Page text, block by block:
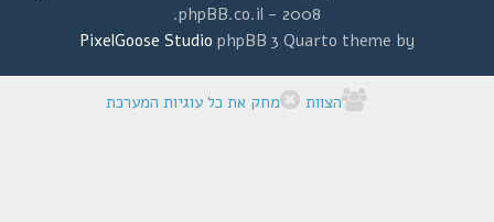
2008 - phpBB.co.il.
phpBB 3 Quarto theme by
PixelGoose Studio
הצוות מחק את כל עוגיות המערכת